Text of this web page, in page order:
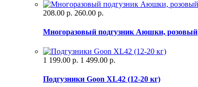
208.00 р. 260.00 р.
Многоразовый подгузник Аюшки, розовый
1 199.00 р. 1 499.00 р.
Подгузники Goon XL42 (12-20 кг)